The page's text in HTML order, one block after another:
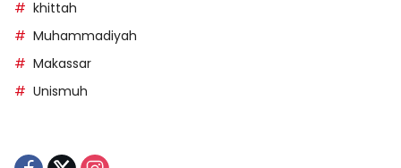
khittah
Muhammadiyah
Makassar
Unismuh